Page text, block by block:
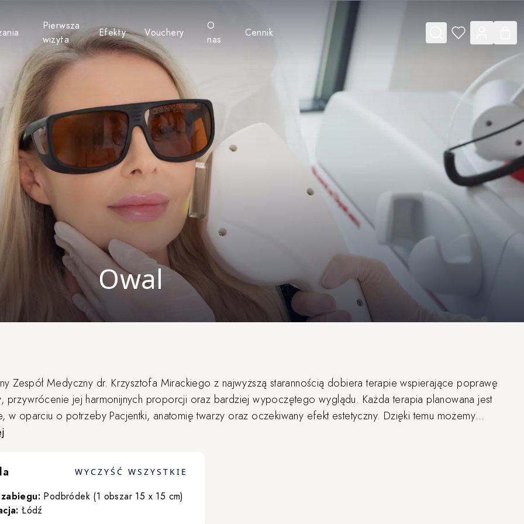
for Potrzeby
Toggle submenu for Rozwiązania
Pierwsza
wizyta
Efekty Vouchery Toggle submenu for Vouchery
O
nas
Toggle submenu for O nas
Cennik Toggle submenu for Cennik
Owal
Zespół Medyczny dr. Krzysztofa Mirackiego z najwyższą starannością dobiera terapie wspierające poprawę
przywrócenie jej harmonijnych proporcji oraz bardziej wypoczętego wyglądu. Każda terapia planowana jest
w oparciu o potrzeby Pacjentki, anatomię twarzy oraz oczekiwany efekt estetyczny. Dzięki temu możemy
komfort oraz rezultaty podkreślające naturalne piękno.
i kości. Zmiany te mogą sprawić, że twarz straci swój młodzieńczy wygląd, stając się bardziej wiotka i
konturów.
oferujemy wiele zabiegów, które mogą pomóc w kształtowaniu owalu twarzy. Zabiegi te są dostosowane do
potrzeb Pacjentów i mogą obejmować zarówno nieinwazyjne, jak i minimalnie inwazyjne metody.
WYCZYŚĆ WSZYSTKIE
Podbródek (1 obszar 15 x 15 cm)
Łódź